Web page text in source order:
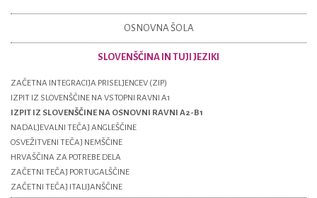
OSNOVNA ŠOLA
SLOVENŠČINA IN TUJI JEZIKI
ZAČETNA INTEGRACIJA PRISELJENCEV (ZIP)
IZPIT IZ SLOVENŠČINE NA VSTOPNI RAVNI A1
IZPIT IZ SLOVENŠČINE NA OSNOVNI RAVNI A2-B1
NADALJEVALNI TEČAJ ANGLEŠČINE
OSVEŽITVENI TEČAJ NEMŠČINE
HRVAŠČINA ZA POTREBE DELA
ZAČETNI TEČAJ PORTUGALŠČINE
ZAČETNI TEČAJ ITALIJANŠČINE